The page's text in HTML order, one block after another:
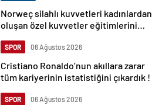
Norweç silahlı kuvvetleri kadınlardan
oluşan özel kuvvetler eğitimlerini
SPOR 06 Ağustos 2026
Cristiano Ronaldo’nun akıllara zarar
tüm kariyerinin istatistiğini çıkardık !
SPOR 06 Ağustos 2026